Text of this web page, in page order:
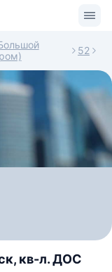
52
кв-л. ДОС